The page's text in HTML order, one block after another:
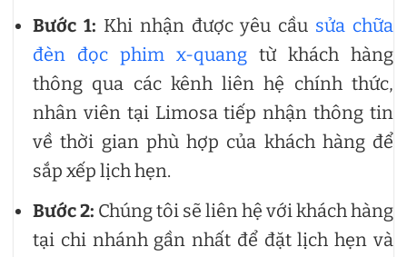
Bước 1: Khi nhận được yêu cầu sửa chữa
đèn đọc phim x-quang từ khách hàng
thông qua các kênh liên hệ chính thức,
nhân viên tại Limosa tiếp nhận thông tin
về thời gian phù hợp của khách hàng để
sắp xếp lịch hẹn.
Bước 2: Chúng tôi sẽ liên hệ với khách hàng
tại chi nhánh gần nhất để đặt lịch hẹn và